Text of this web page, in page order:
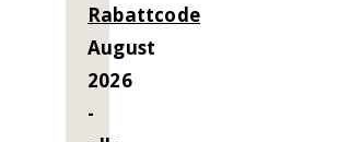
Rabattcode
August
2026
-